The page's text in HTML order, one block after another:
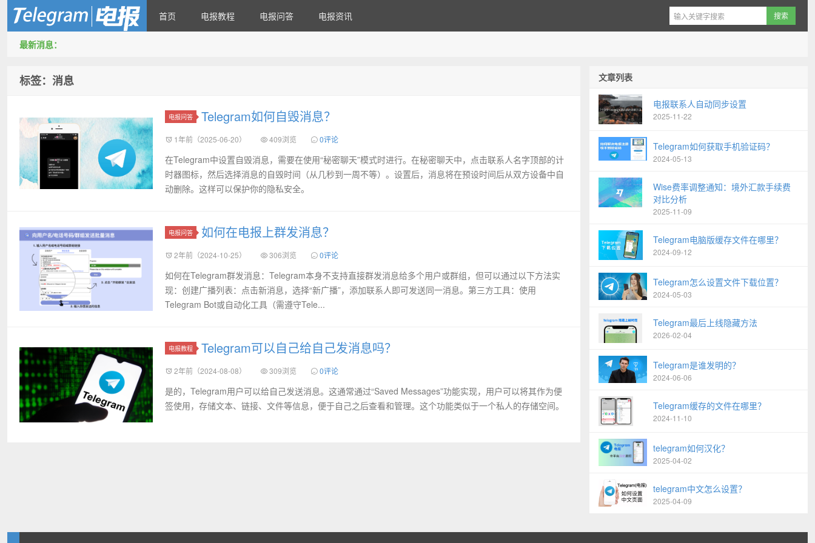
首页 电报教程 电报问答 电报资讯
最新消息：
标签：消息
电报问答 Telegram如何自毁消息？
1年前（2025-06-20） 409浏览 0评论
在Telegram中设置自毁消息，需要在使用“秘密聊天”模式时进行。在秘密聊天中，点击联系人名字顶部的计
时器图标，然后选择消息的自毁时间（从几秒到一周不等）。设置后，消息将在预设时间后从双方设备中自
动删除。这样可以保护你的隐私安全。
电报问答 如何在电报上群发消息？
2年前（2024-10-25） 306浏览 0评论
如何在Telegram群发消息：Telegram本身不支持直接群发消息给多个用户或群组，但可以通过以下方法实
现：创建广播列表：点击新消息，选择“新广播”，添加联系人即可发送同一消息。第三方工具：使用
Telegram Bot或自动化工具（需遵守Tele...
电报教程 Telegram可以自己给自己发消息吗？
2年前（2024-08-08） 309浏览 0评论
是的，Telegram用户可以给自己发送消息。这通常通过“Saved Messages”功能实现，用户可以将其作为便
签使用，存储文本、链接、文件等信息，便于自己之后查看和管理。这个功能类似于一个私人的存储空间。
文章列表
电报联系人自动同步设置
2025-11-22
Telegram如何获取手机验证码？
2024-05-13
Wise费率调整通知：境外汇款手续费
对比分析
2025-11-09
Telegram电脑版缓存文件在哪里？
2024-09-12
Telegram怎么设置文件下载位置？
2024-05-03
Telegram最后上线隐藏方法
2026-02-04
Telegram是谁发明的？
2024-06-06
Telegram缓存的文件在哪里？
2024-11-10
telegram如何汉化？
2025-04-02
telegram中文怎么设置？
2025-04-09